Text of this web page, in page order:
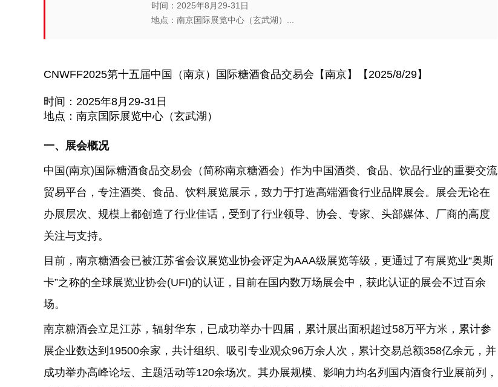
时间：2025年8月29-31日
地点：南京国际展览中心（玄武湖）...
CNWFF2025第十五届中国（南京）国际糖酒食品交易会【南京】【2025/8/29】
时间：2025年8月29-31日
地点：南京国际展览中心（玄武湖）
一、展会概况
中国(南京)国际糖酒食品交易会（简称南京糖酒会）作为中国酒类、食品、饮品行业的重要交流
贸易平台，专注酒类、食品、饮料展览展示，致力于打造高端酒食行业品牌展会。展会无论在
办展层次、规模上都创造了行业佳话，受到了行业领导、协会、专家、头部媒体、厂商的高度
关注与支持。
目前，南京糖酒会已被江苏省会议展览业协会评定为AAA级展览等级，更通过了有展览业“奥斯
卡”之称的全球展览业协会(UFI)的认证，目前在国内数万场展会中，获此认证的展会不过百余
场。
南京糖酒会立足江苏，辐射华东，已成功举办十四届，累计展出面积超过58万平方米，累计参
展企业数达到19500余家，共计组织、吸引专业观众96万余人次，累计交易总额358亿余元，并
成功举办高峰论坛、主题活动等120余场次。其办展规模、影响力均名列国内酒食行业展前列，